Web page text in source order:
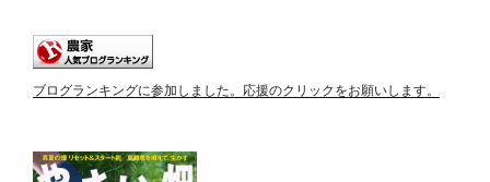
ブログランキングに参加しました。応援のクリックをお願いします。